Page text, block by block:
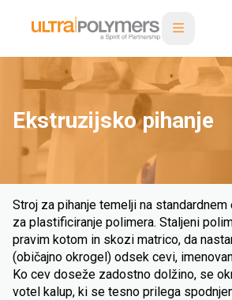
Ekstruzijsko pihanje
Stroj za pihanje temelji na
za plastificiranje polimera. Staljeni
pravim kotom in skozi matrico, da
(običajno okrogel) odsek cevi,
Ko cev doseže zadostno dolžino, se
votel kalup, ki se tesno prilega